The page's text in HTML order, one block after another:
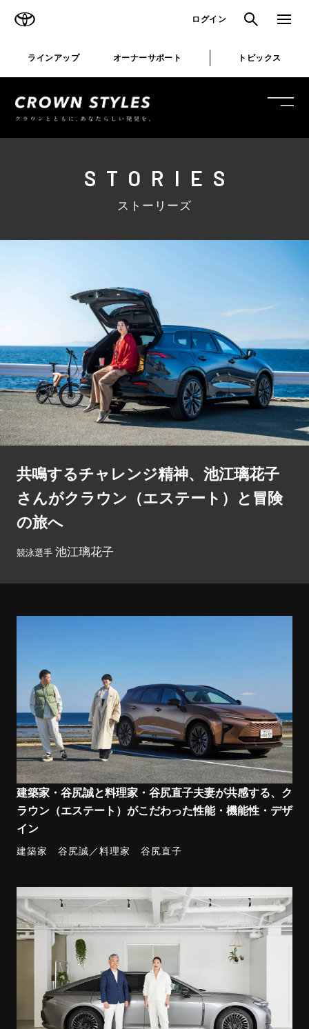
ログイン 検索 メニュ
ラインアップ オーナーサポート トピックス
STORIES
ストーリーズ
共鳴するチャレンジ精神、池江璃花子
さんがクラウン（エステート）と冒険
の旅へ
競泳選手池江璃花子
建築家・谷尻誠と料理家・谷尻直子夫妻が共感する、ク
ラウン（エステート）がこだわった性能・機能性・デザ
イン
建築家 谷尻誠／料理家 谷尻直子